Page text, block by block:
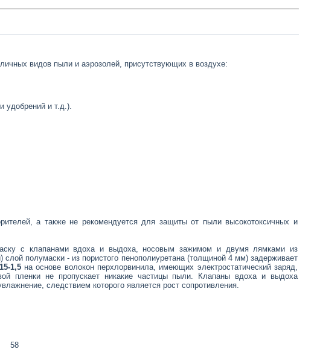
видов пыли и аэрозолей, присутствующих в воздухе:
удобрений и т.д.).
а также не рекомендуется для защиты от пыли высокотоксичных и
с клапанами вдоха и выдоха, носовым зажимом и двумя лямками из
полумаски - из пористого пенополиуретана (толщиной 4 мм) задерживает
1,5на основе волокон перхлорвинила, имеющих электростатический заряд,
пленки не пропускает никакие частицы пыли. Клапаны вдоха и выдоха
следствием которого является рост сопротивления.
58